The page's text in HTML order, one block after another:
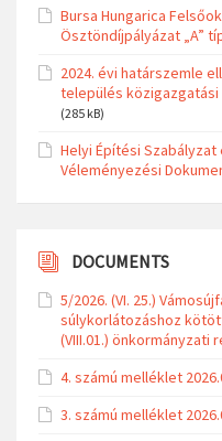
Bursa Hungarica
Ösztöndíjpályázat „A”
2024. évi határszemle
település
(285 kB)
Helyi Építési
Véleményezési
DOCUMENTS
5/2026. (VI. 25.)
súlykorlátozáshoz
(VIII.01.)
4. számú melléklet
3. számú melléklet